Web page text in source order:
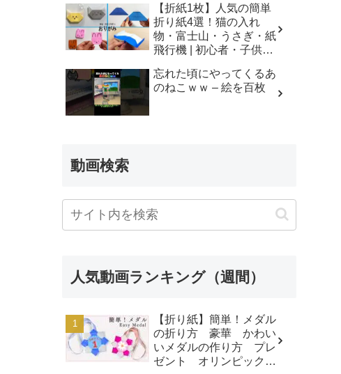
【折紙1枚】人気の簡単
折り紙4選！猫の入れ
物・富士山・うさぎ・紙
飛行機 | 初心者・子供・
Easy Crafts | 摺紙 | 종이
접기 ひこうき ねこ
忘れた頃にやってくるあ
のねこｗｗ – 絵を百枚
動画検索
人気動画ランキング（週間）
【折り紙】簡単！メダル
の折り方 豪華 かわい
いメダルの作り方 プレ
ゼント オリンピックメ